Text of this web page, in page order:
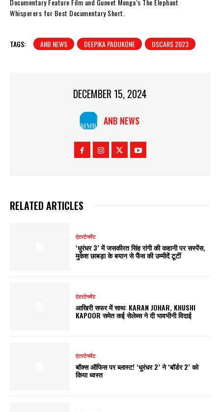
Documentary Feature Film and Guneet Monga’s The Elephant
Whisperers for Best Documentary Short.
TAGS: ANB NEWS DEEPIKA PADUKONE OSCARS 2023
DECEMBER 15, 2024
ANB NEWS
RELATED ARTICLES
एंटरटेनमेंट
‘धुरंधर 3’ में जसकीरत सिंह रांगी की कहानी पर सस्पेंस,
मुकेश छाबड़ा के बयान से फैंस की उम्मीदें टूटीं
एंटरटेनमेंट
आखिरी सफर में साथ: KARAN JOHAR, KHUSHI
KAPOOR समेत कई सेलेब्स ने दी भावभीनी विदाई
एंटरटेनमेंट
बॉक्स ऑफिस पर ब्लास्ट! ‘धुरंधर 2’ ने ‘बॉर्डर 2’ को
किया ध्वस्त